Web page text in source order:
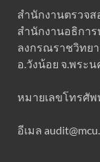
สำนักงาน
สำนักงานอธิกา
ลงกรณราชวิท
อ.วังน้อย จ.พระ
หมายเลขโทรศั
อีเมล